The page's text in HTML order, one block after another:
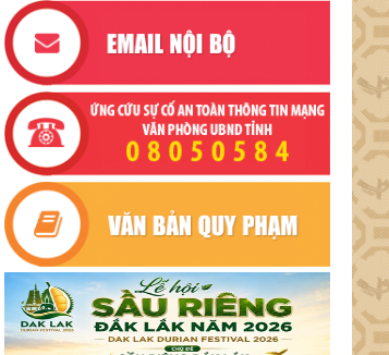
02 con số giai đoạn 2026 - 2030